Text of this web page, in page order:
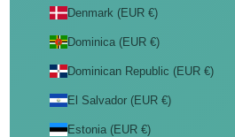
Denmark (EUR €)
Dominica (EUR €)
Dominican Republic (EUR €)
El Salvador (EUR €)
Estonia (EUR €)